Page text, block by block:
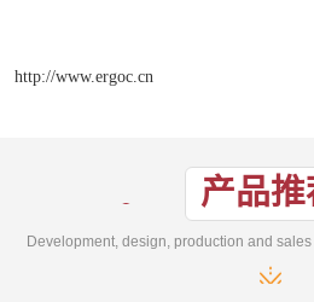
http://www.ergoc.cn
产品推